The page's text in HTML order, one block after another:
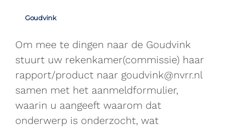
Goudvink
Om mee te dingen naar de Goudvink
stuurt uw rekenkamer(commissie) haar
rapport/product naar goudvink@nvrr.nl
samen met het aanmeldformulier,
waarin u aangeeft waarom dat
onderwerp is onderzocht, wat